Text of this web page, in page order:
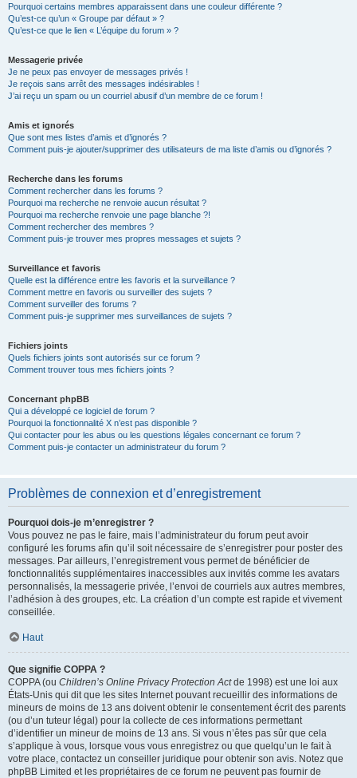
Pourquoi certains membres apparaissent dans une couleur différente ?
Qu’est-ce qu’un « Groupe par défaut » ?
Qu’est-ce que le lien « L’équipe du forum » ?
Messagerie privée
Je ne peux pas envoyer de messages privés !
Je reçois sans arrêt des messages indésirables !
J’ai reçu un spam ou un courriel abusif d’un membre de ce forum !
Amis et ignorés
Que sont mes listes d’amis et d’ignorés ?
Comment puis-je ajouter/supprimer des utilisateurs de ma liste d’amis ou d’ignorés ?
Recherche dans les forums
Comment rechercher dans les forums ?
Pourquoi ma recherche ne renvoie aucun résultat ?
Pourquoi ma recherche renvoie une page blanche ?!
Comment rechercher des membres ?
Comment puis-je trouver mes propres messages et sujets ?
Surveillance et favoris
Quelle est la différence entre les favoris et la surveillance ?
Comment mettre en favoris ou surveiller des sujets ?
Comment surveiller des forums ?
Comment puis-je supprimer mes surveillances de sujets ?
Fichiers joints
Quels fichiers joints sont autorisés sur ce forum ?
Comment trouver tous mes fichiers joints ?
Concernant phpBB
Qui a développé ce logiciel de forum ?
Pourquoi la fonctionnalité X n’est pas disponible ?
Qui contacter pour les abus ou les questions légales concernant ce forum ?
Comment puis-je contacter un administrateur du forum ?
Problèmes de connexion et d’enregistrement
Pourquoi dois-je m’enregistrer ?
Vous pouvez ne pas le faire, mais l’administrateur du forum peut avoir
configuré les forums afin qu’il soit nécessaire de s’enregistrer pour poster des
messages. Par ailleurs, l’enregistrement vous permet de bénéficier de
fonctionnalités supplémentaires inaccessibles aux invités comme les avatars
personnalisés, la messagerie privée, l’envoi de courriels aux autres membres,
l’adhésion à des groupes, etc. La création d’un compte est rapide et vivement
conseillée.
Haut
Que signifie COPPA ?
COPPA (ou Children’s Online Privacy Protection Actde 1998) est une loi aux
États-Unis qui dit que les sites Internet pouvant recueillir des informations de
mineurs de moins de 13 ans doivent obtenir le consentement écrit des parents
(ou d’un tuteur légal) pour la collecte de ces informations permettant
d’identifier un mineur de moins de 13 ans. Si vous n’êtes pas sûr que cela
s’applique à vous, lorsque vous vous enregistrez ou que quelqu’un le fait à
votre place, contactez un conseiller juridique pour obtenir son avis. Notez que
phpBB Limited et les propriétaires de ce forum ne peuvent pas fournir de